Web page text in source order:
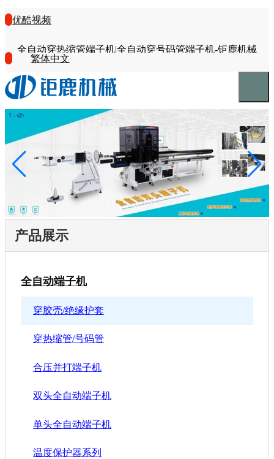
优酷视频
全自动穿热缩管端子机|全自动穿号码管端子机-钜鹿机械
繁体中文
产品展示
全自动端子机
穿胶壳/绝缘护套
穿热缩管/号码管
合压并打端子机
双头全自动端子机
单头全自动端子机
温度保护器系列